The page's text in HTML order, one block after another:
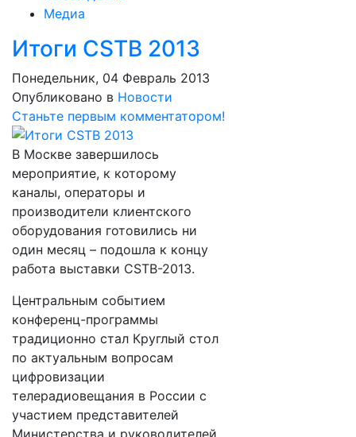
Медиа
Итоги CSTB 2013
Понедельник, 04 Февраль 2013
Опубликовано в Новости
Станьте первым комментатором!
В Москве завершилось
мероприятие, к которому
каналы, операторы и
производители клиентского
оборудования готовились ни
один месяц – подошла к концу
работа выставки CSTB-2013.
Центральным событием
конференц-программы
традиционно стал Круглый стол
по актуальным вопросам
цифровизации
телерадиовещания в России с
участием представителей
Министерства и руководителей